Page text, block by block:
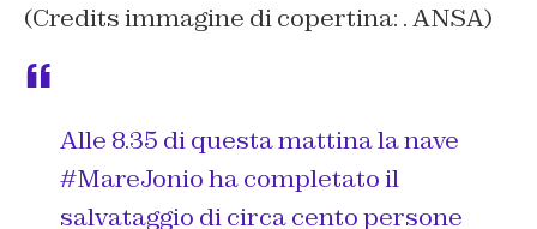
(Credits immagine di copertina: . ANSA)
Alle 8.35 di questa mattina la nave
#MareJonioha completato il
salvataggio di circa cento persone